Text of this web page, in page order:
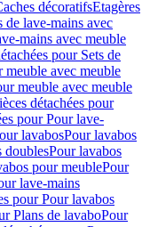
décoratifsEtagères
de lave-mains avec
mains avec meuble
pour Sets de
meuble avec meuble
meuble avec meuble
détachées pour
pour Pour lave-
lavabosPour lavabos
doublesPour lavabos
pour meublePour
lave-mains
pour Pour lavabos
Plans de lavaboPour